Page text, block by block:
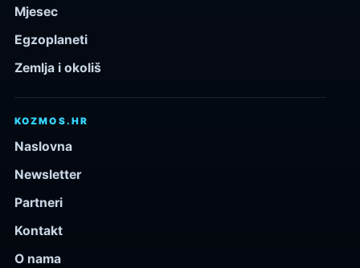
Mjesec
Egzoplaneti
Zemlja i okoliš
KOZMOS.HR
Naslovna
Newsletter
Partneri
Kontakt
O nama